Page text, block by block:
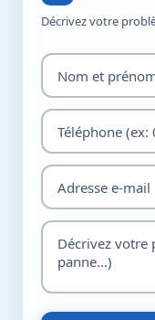
Décrivez votre